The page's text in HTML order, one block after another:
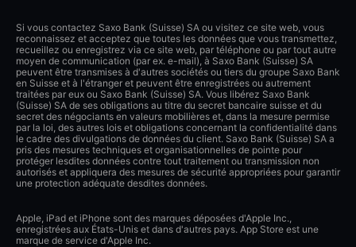
Si vous contactez Saxo Bank (Suisse) SA ou visitez ce site web, vous
reconnaissez et acceptez que toutes les données que vous transmettez,
recueillez ou enregistrez via ce site web, par téléphone ou par tout autre
moyen de communication (par ex. e-mail), à Saxo Bank (Suisse) SA
peuvent être transmises à d'autres sociétés ou tiers du groupe Saxo Bank
en Suisse et à l'étranger et peuvent être enregistrées ou autrement
traitées par eux ou Saxo Bank (Suisse) SA. Vous libérez Saxo Bank
(Suisse) SA de ses obligations au titre du secret bancaire suisse et du
secret des négociants en valeurs mobilières et, dans la mesure permise
par la loi, des autres lois et obligations concernant la confidentialité dans
le cadre des divulgations de données du client. Saxo Bank (Suisse) SA a
pris des mesures techniques et organisationnelles de pointe pour
protéger lesdites données contre tout traitement ou transmission non
autorisés et appliquera des mesures de sécurité appropriées pour garantir
une protection adéquate desdites données.
Apple, iPad et iPhone sont des marques déposées d'Apple Inc.,
enregistrées aux États-Unis et dans d'autres pays. App Store est une
marque de service d'Apple Inc.